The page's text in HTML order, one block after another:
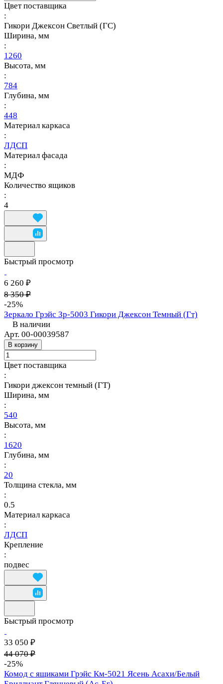
Цвет поставщика
:
Гикори Джексон Светлый (ГС)
Ширина, мм
:
1260
Высота, мм
:
784
Глубина, мм
:
448
Материал каркаса
:
ЛДСП
Материал фасада
:
МДФ
Количество ящиков
:
4
Быстрый просмотр
6 260 ₽
8 350 ₽
-25%
Зеркало Грэйс Зр-5003 Гикори Джексон Темный (Гт)
В наличии
Арт. 00-00039587
В корзину
Цвет поставщика
:
Гикори джексон темный (ГТ)
Ширина, мм
:
540
Высота, мм
:
1620
Глубина, мм
:
20
Толщина стекла, мм
:
0.5
Материал каркаса
:
ЛДСП
Крепление
:
подвес
Быстрый просмотр
33 050 ₽
44 070 ₽
-25%
Комод с ящиками Грэйс Км-5021 Ясень Асахи/Белый